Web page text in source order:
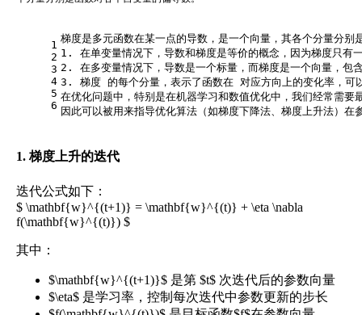
1
2
3
4
5
6
梯度是多元函数在某一点的导数，是一个向量，其各个分量分别
1. 在单变量情况下，导数和梯度是等价的概念，因为梯度只有
2. 在多变量情况下，导数是一个标量，而梯度是一个向量，包
3. 梯度 的每个分量，表示了函数在 对应方向上的变化率，可
在优化问题中，特别是在机器学习和数值优化中，我们经常需
因此可以被用来指导优化算法（如梯度下降法、梯度上升法）在
1. 梯度上升的迭代
迭代公式如下：
$ \mathbf{w}^{(t+1)} = \mathbf{w}^{(t)} + \eta \nabla
f(\mathbf{w}^{(t)}) $
其中：
$\mathbf{w}^{(t+1)}$ 是第 $t$ 次迭代后的参数向量
$\eta$ 是学习率，控制每次迭代中参数更新的步长